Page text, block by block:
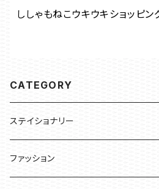
ししゃもねこウキウキショッピン
CATEGORY
ステイショナリー
ステッカー
ファッション